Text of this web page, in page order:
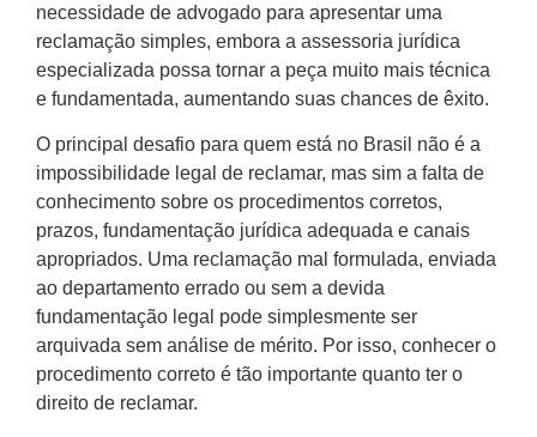
necessidade de advogado para apresentar uma
reclamação simples, embora a assessoria jurídica
especializada possa tornar a peça muito mais técnica
e fundamentada, aumentando suas chances de êxito.
O principal desafio para quem está no Brasil não é a
impossibilidade legal de reclamar, mas sim a falta de
conhecimento sobre os procedimentos corretos,
prazos, fundamentação jurídica adequada e canais
apropriados. Uma reclamação mal formulada, enviada
ao departamento errado ou sem a devida
fundamentação legal pode simplesmente ser
arquivada sem análise de mérito. Por isso, conhecer o
procedimento correto é tão importante quanto ter o
direito de reclamar.